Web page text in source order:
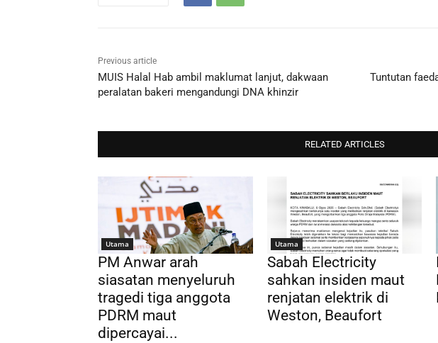
Previous article
MUIS Halal Hab ambil maklumat lanjut, dakwaan
peralatan bakeri mengandungi DNA khinzir
Tuntutan
RELATED ARTICLES
Utama
PM Anwar arah
siasatan menyeluruh
tragedi tiga anggota
PDRM maut
dipercayai...
Utama
Sabah Electricity
sahkan insiden maut
renjatan elektrik di
Weston, Beaufort